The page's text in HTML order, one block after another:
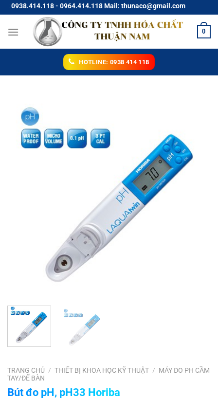
Chuyển
đến
nội
- 0964.414.118 Mail: thunaco@gmail.com
0
HOTLINE: 0938 414 118
TRANG CHỦ / THIẾT BỊ KHOA HỌC KỸ THUẬT / MÁY ĐO PH CẦM
TAY/ĐỂ BÀN
Bút đo pH, pH33 Horiba